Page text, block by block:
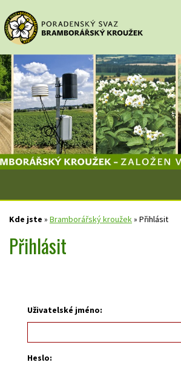
Kde jste » Bramborářský kroužek» Přihlásit
Přihlásit
Uživatelské jméno:
Heslo: